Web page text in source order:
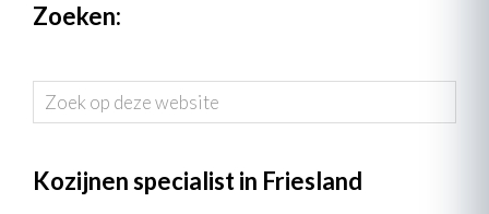
Zoeken:
Zoek
op
website
Kozijnen specialist in Friesland